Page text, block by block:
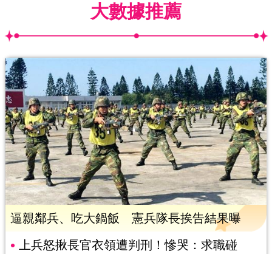
大數據推薦
逼親鄰兵、吃大鍋飯 憲兵隊長挨告結果曝
上兵怒揪長官衣領遭判刑！慘哭：求職碰